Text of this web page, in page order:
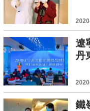
遼
丹
鐵